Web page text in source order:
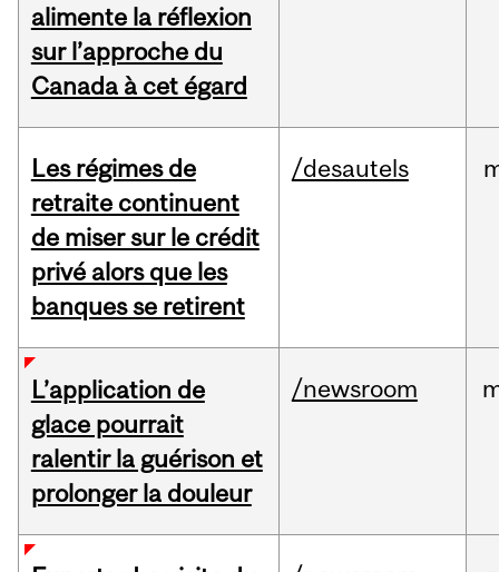
alimente la réflexion
sur l’approche du
Canada à cet égard
Les régimes de
retraite continuent
de miser sur le crédit
privé alors que les
banques se retirent
/desautels
L’application de
glace pourrait
ralentir la guérison et
prolonger la douleur
/newsroom